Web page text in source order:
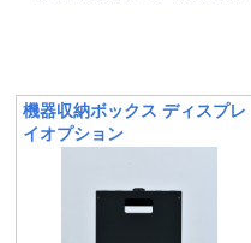
機器収納ボックス ディスプレ
イオプション